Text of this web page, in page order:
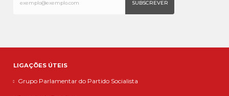
LIGAÇÕES ÚTEIS
Grupo Parlamentar do Partido Socialista